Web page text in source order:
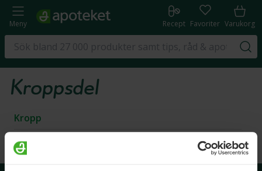
Meny Recept Favoriter Varukorg
Kroppsdel
Kropp
Ansikte